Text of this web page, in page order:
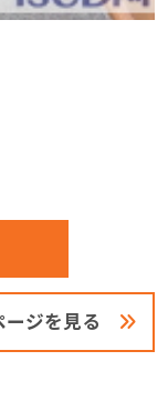
ージを見る